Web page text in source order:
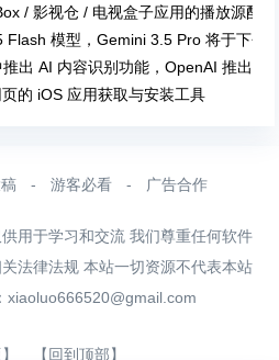
/ 影视仓 / 电视盒子应用的播放源配
Flash 模型，Gemini 3.5 Pro 将于下个
出 AI 内容识别功能，OpenAI 推出 AI
的 iOS 应用获取与安装工具
- 游客必看 - 广告合作
用于学习和交流 我们尊重任何软件
法律法规 本站一切资源不代表本站
xiaoluo666520@gmail.com
【回到顶部】